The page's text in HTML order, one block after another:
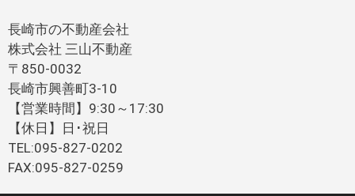
長崎市の不動産会社
株式会社 三山不動産
〒850-0032
長崎市興善町3-10
【営業時間】9:30～17:30
【休日】日･祝日
TEL:095-827-0202
FAX:095-827-0259